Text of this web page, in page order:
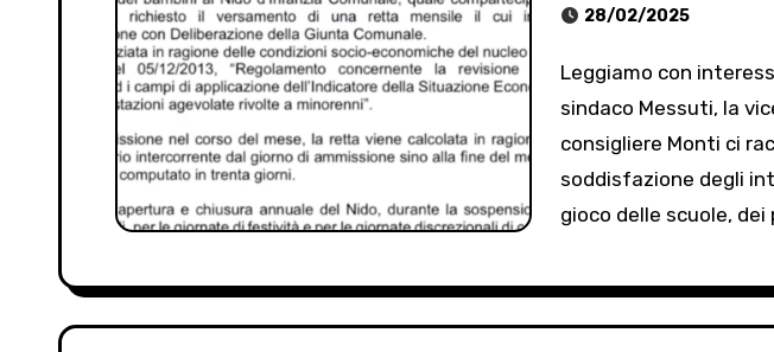
28/02/2025
Leggiamo con interesse notizie dove il
sindaco Messuti, la
consigliere Monti ci
soddisfazione degli
gioco delle scuole, dei